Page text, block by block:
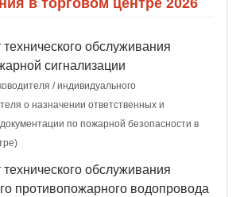
в торговом центре 2026
технического обслуживания
сигнализации
/ индивидуального
о назначении ответственных и
по пожарной безопасности в
технического обслуживания
противопожарного водопровода